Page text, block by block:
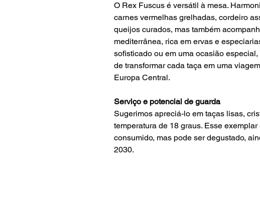
O Rex Fuscus é versátil à mesa.
carnes vermelhas grelhadas, cordeiro
queijos curados, mas também
mediterrânea, rica em ervas e
sofisticado ou em uma ocasião
de transformar cada taça em uma
Europa Central.
Serviço e potencial de guarda
Sugerimos apreciá-lo em taças lisas,
temperatura de 18 graus. Esse
consumido, mas pode ser degustado,
2030.